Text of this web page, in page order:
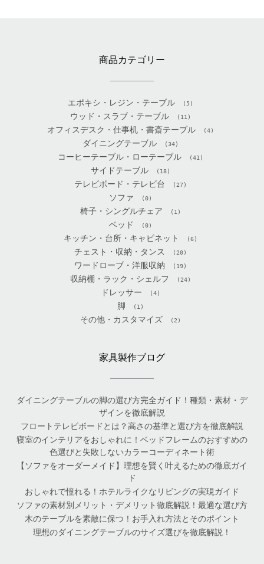
商品カテゴリー
エポキシ・レジン・テーブル (5)
ウッド・スラブ・テーブル (11)
オフィスデスク・仕事机・書斎テーブル (4)
ダイニングテーブル (34)
コーヒーテーブル・ローテーブル (41)
サイドテーブル (18)
テレビボード・テレビ台 (27)
ソファ (0)
椅子・シングルチェア (1)
ベッド (0)
キッチン・台所・キャビネット (6)
チェスト・収納・タンス (20)
ワードローブ・洋服収納 (19)
収納棚・ラック・シェルフ (24)
ドレッサー (4)
脚 (1)
その他・カスタマイズ (2)
家具製作ブログ
ダイニングテーブルの脚の選び方完全ガイド！種類・素材・デ
ザインを徹底解説
フロートテレビボードとは？高さの基準と選び方を徹底解説
寝室のインテリアをおしゃれに！ベッドフレームのおすすめの
色選びと失敗しないカラーコーディネート術
【ソファをオーダーメイド】理想を賢く叶えるための徹底ガイ
ド
おしゃれで憧れる！ホテルライクなリビングの実現ガイド
ソファの素材別メリット・デメリット徹底解説！最適な選び方
木のテーブルを素敵に保つ！お手入れ方法とそのポイント
理想のダイニングテーブルのサイズ選びを徹底解説！